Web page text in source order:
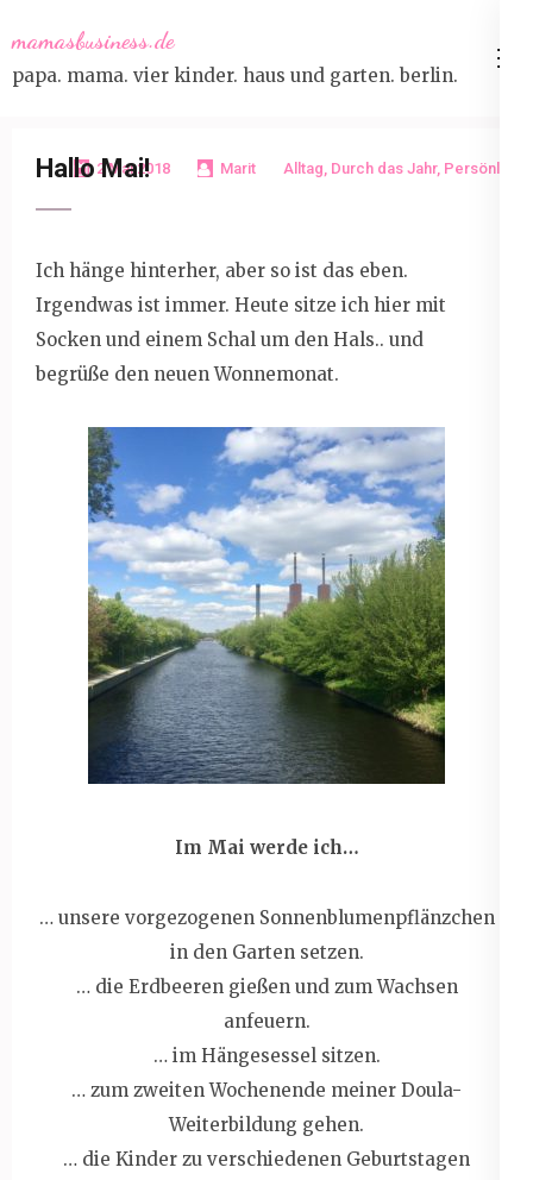
to
content
Enter)
mamasbusiness.de
papa. mama. vier kinder. haus und garten. berlin.
2 Mai 2018 Marit Alltag, Durch das Jahr, Persönlich
Hallo Mai!
Ich hänge hinterher, aber so ist das eben.
Irgendwas ist immer. Heute sitze ich hier mit
Socken und einem Schal um den Hals.. und
begrüße den neuen Wonnemonat.
Im Mai werde ich…
… unsere vorgezogenen Sonnenblumenpflänzchen
in den Garten setzen.
… die Erdbeeren gießen und zum Wachsen
anfeuern.
… im Hängesessel sitzen.
… zum zweiten Wochenende meiner Doula-
Weiterbildung gehen.
… die Kinder zu verschiedenen Geburtstagen